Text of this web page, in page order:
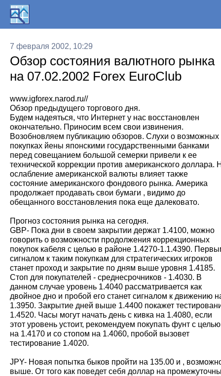
7 февраля 2002, 10:29
Обзор состояния валютного рынка
на 07.02.2002 Forex EuroClub
www.igforex.narod.ru//
Обзор предыдущего торгового дня.
Будем надеяться, что Интернет у нас восстановлен
окончательно. Приносим всем свои извинения.
Возобновляем публикацию обзоров. Слухи о возможных
покупках йены японскими государственными банками
перед совещанием большой семерки привели к ее
технической коррекции против американского доллара.
ослабление американской валюты влияет также
состояние американского фондового рынка. Америка
продолжает продавать свои бумаги , видимо до
обещанного восстановления пока еще далековато.
Прогноз состояния рынка на сегодня.
GBP- Пока дни в своем закрытии держат 1.4100, можно
говорить о возможности продолжения коррекционных
покупок кабеля с целью в районе 1.4270-1.1.4390.
сигналом к таким покупкам для стратегических игроков
станет проход и закрытие по дням выше уровня 1.4185.
Стоп для покупателей - среднесрочников - 1.4030. В
данном случае уровень 1.4040 рассматривается как
двойное дно и пробой его станет сигналом к движению
1.3950. Закрытие дней выше 1.4400 покажет
1.4520. Часы могут начать день с кивка на 1.4080, если
этот уровень устоит, рекомендуем покупать фунт с целью
на 1.4170 и со стопом на 1.4060, пробой вызовет
тестирование 1.4020.
JPY- Новая попытка быков пройти на 135.00 и ,
выше. От того как поведет себя доллар на